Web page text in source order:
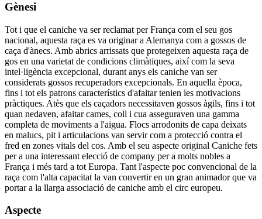
Gènesi
Tot i que el caniche va ser reclamat per França com el seu gos
nacional, aquesta raça es va originar a Alemanya com a gossos de
caça d'ànecs. Amb abrics arrissats que protegeixen aquesta raça de
gos en una varietat de condicions climàtiques, així com la seva
intel·ligència excepcional, durant anys els caniche van ser
considerats gossos recuperadors excepcionals. En aquella època,
fins i tot els patrons característics d'afaitar tenien les motivacions
pràctiques. Atès que els caçadors necessitaven gossos àgils, fins i tot
quan nedaven, afaitar cames, coll i cua asseguraven una gamma
completa de moviments a l'aigua. Flocs arrodonits de capa deixats
en malucs, pit i articulacions van servir com a protecció contra el
fred en zones vitals del cos. Amb el seu aspecte original Caniche fets
per a una interessant elecció de company per a molts nobles a
França i més tard a tot Europa. Tant l'aspecte poc convencional de la
raça com l'alta capacitat la van convertir en un gran animador que va
portar a la llarga associació de caniche amb el circ europeu.
Aspecte